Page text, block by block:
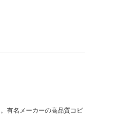
有名メーカーの高品質コピ